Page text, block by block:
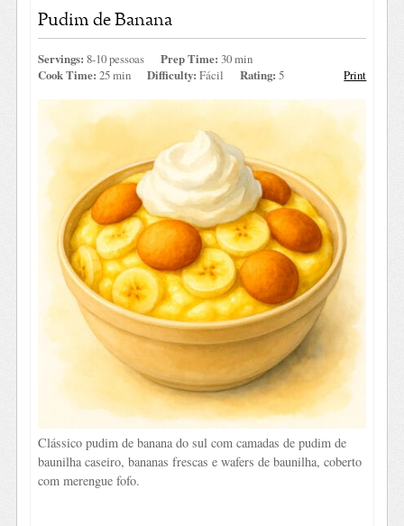
Pudim de Banana
Servings: 8-10 pessoas Prep Time: 30 min
Cook Time: 25 min Difficulty: Fácil Rating:5 Print
Clássico pudim de banana do sul com camadas de pudim de
baunilha caseiro, bananas frescas e wafers de baunilha, coberto
com merengue fofo.